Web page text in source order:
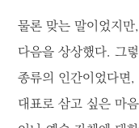
물론 맞는 말이었지
다음을 상상했다. 그
종류의 인간이었다면
대표로 삼고 싶은 마